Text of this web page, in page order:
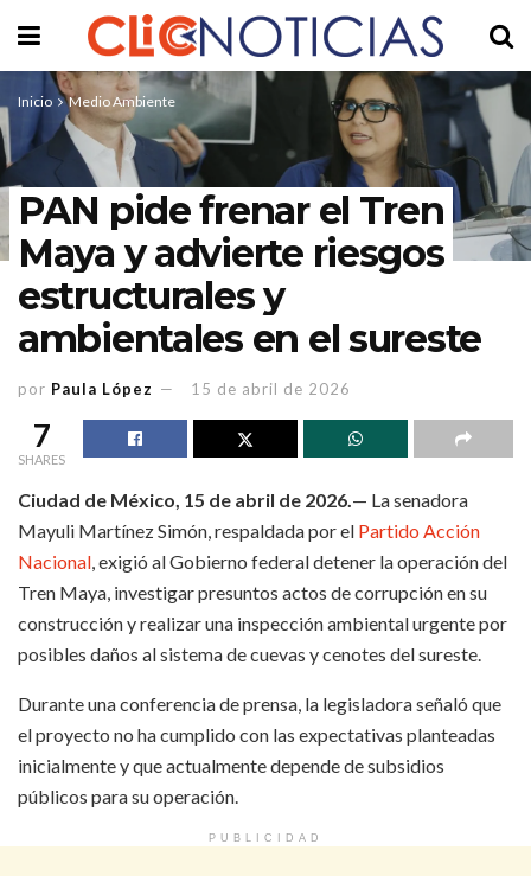
Inicio Medio Ambiente
PAN pide frenar el Tren
Maya y advierte riesgos
estructurales y
ambientales en el sureste
por Paula López 15 de abril de 2026
7
SHARES
Ciudad de México, 15 de abril de 2026. — La senadora
Mayuli Martínez Simón, respaldada por el Partido Acción
Nacional , exigió al Gobierno federal detener la operación del
Tren Maya, investigar presuntos actos de corrupción en su
construcción y realizar una inspección ambiental urgente por
posibles daños al sistema de cuevas y cenotes del sureste.
Durante una conferencia de prensa, la legisladora señaló que
el proyecto no ha cumplido con las expectativas planteadas
inicialmente y que actualmente depende de subsidios
públicos para su operación.
PUBLICIDAD